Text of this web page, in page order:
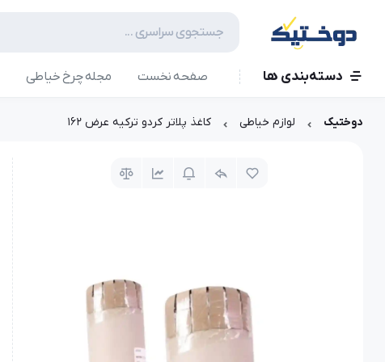
دسته‌بندی ها صفحه نخست مجله چرخ خیاطی
دوختیک لوازم خیاطی کاغذ پلاتر کردو ترکیه عرض ۱۶۲